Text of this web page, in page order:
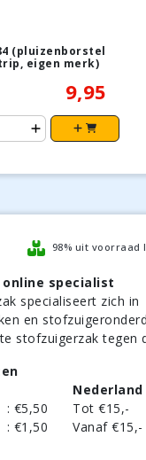
(pluizenborstel
eigen merk)
9,95
98% uit voorraad
online specialist
specialiseert zich in
en
stofzuigerzak tegen
: €5,50
: €1,50
Nederland
Tot €15,-
Vanaf €15,-